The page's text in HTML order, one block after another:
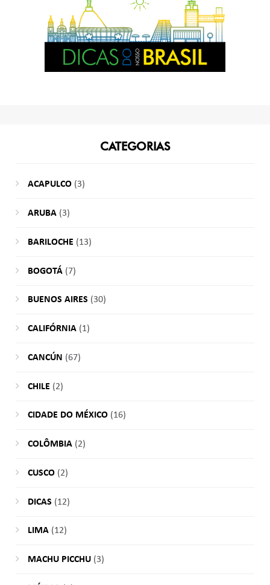
CATEGORIAS
ACAPULCO(3)
ARUBA(3)
BARILOCHE (13)
BOGOTÁ(7)
BUENOS AIRES (30)
CALIFÓRNIA(1)
CANCÚN (67)
CHILE (2)
CIDADE DO MÉXICO(16)
COLÔMBIA(2)
CUSCO(2)
DICAS (12)
LIMA(12)
MACHU PICCHU(3)